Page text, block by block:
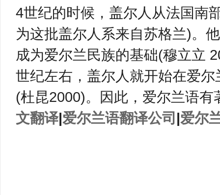
4世纪的时候，盖尔人从法国南
为这批盖尔人系来自苏格兰)。
成为爱尔兰民族的基础(穆立立
世纪左右，盖尔人就开始在爱
(杜昆2000)。因此，爱尔兰语有
文翻译|爱尔兰语翻译公司 |爱尔